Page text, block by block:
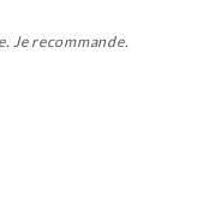
Je recommande.